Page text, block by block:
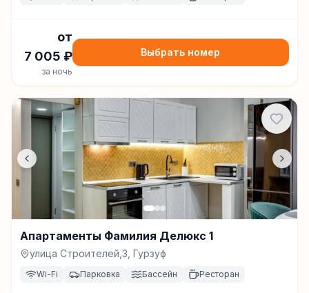
от
7 005 ₽
за ночь
Выбрать номер
Апартаменты Фамилия Делюкс 1
улица Строителей,3, Гурзуф
Wi-Fi Парковка Бассейн Ресторан